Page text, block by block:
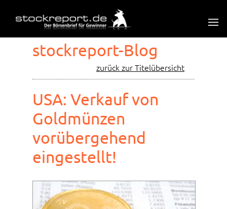
stockreport-Blog
zurück zur Titelübersicht
USA: Verkauf von
Goldmünzen
vorübergehend
eingestellt!